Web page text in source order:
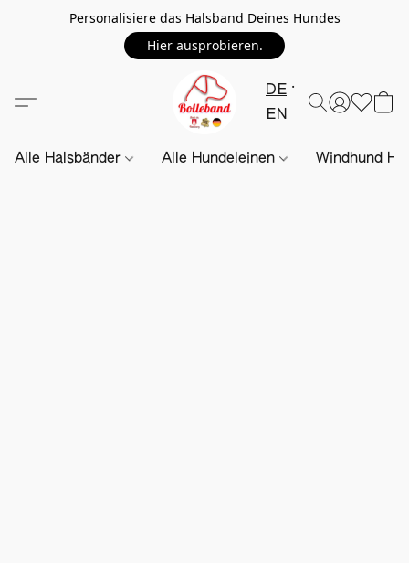
Personalisiere das Halsband Deines Hundes
Hier ausprobieren.
DE
EN
Alle Halsbänder Alle Hundeleinen Windhund